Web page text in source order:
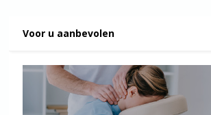
Voor u aanbevolen